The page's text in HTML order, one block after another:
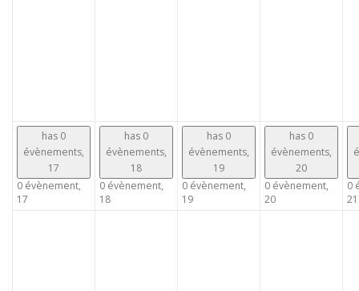
has 0
évènements,
17
0 évènement,
17
has 0
évènements,
18
0 évènement,
18
has 0
évènements,
19
0 évènement,
19
has 0
évènements,
20
0 évènement,
20
0
21